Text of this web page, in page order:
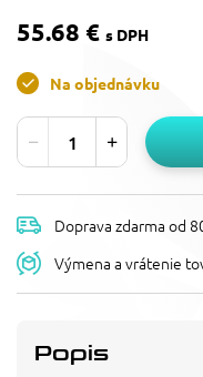
55.68 € s DPH
Na objednávku
Doprava zdarma od
Výmena a vrátenie
Popis